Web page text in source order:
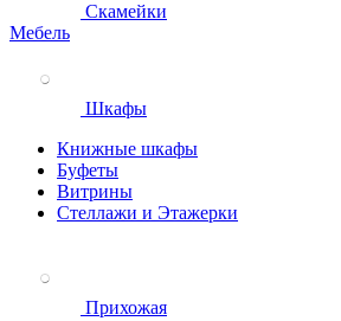
Скамейки
Мебель
Шкафы
Книжные шкафы
Буфеты
Витрины
Стеллажи и Этажерки
Прихожая